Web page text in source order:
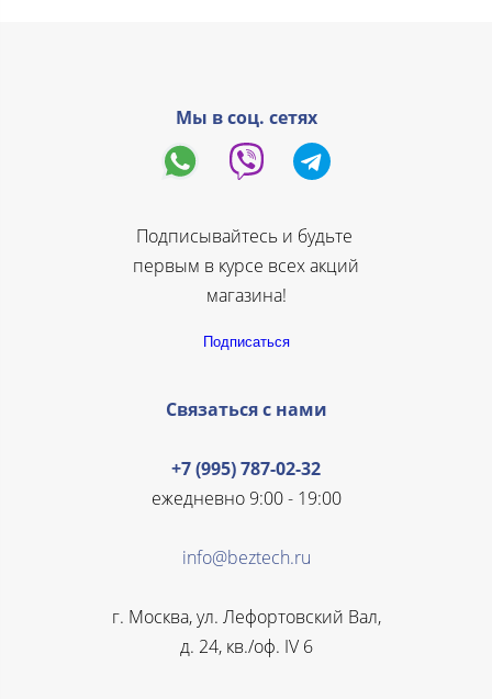
Мы в соц. сетях
Подписывайтесь и будьте
первым в курсе всех акций
магазина!
Связаться с нами
+7 (995) 787-02-32
ежедневно 9:00 - 19:00
info@beztech.ru
г. Москва, ул. Лефортовский Вал,
д. 24, кв./оф. IV 6
Подписаться